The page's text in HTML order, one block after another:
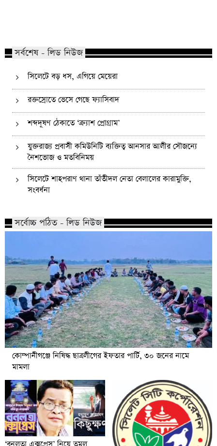
সর্বশেষ - লিড নিউজ
সিলেটে বড় ধস, এগিয়ে মেয়েরা
রক্তস্রোতে ভেসে গেছে ফ্যাসিবাদ
শব্দদূষণ ঠেকাতে ‘ক্র্যাশ প্রোগ্রাম’
যুক্তরাজ্য প্রবাসী কমিউনিটি ব্যক্তিত্ব আনসার আলীর সৌজন্যে
নৈশভোজ ও মতবিনিময়
সিলেটে শাহপরাণ থানা তাঁতীদল নেতা বেলালের কারামুক্তি,
সংবর্ধনা
সর্বোচ্চ পঠিত - লিড নিউজ
কোম্পানীগঞ্জে নিষিদ্ধ ছাত্রলীগের ইফতার পার্টি, ৩০ জনের নামে
মামলা